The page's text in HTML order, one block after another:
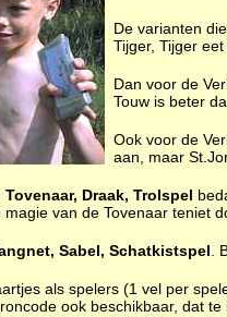
De varianten
Tijger, Tijger
Dan voor de
Touw is beter
Ook voor de
aan, maar
Tovenaar, Draak, Trolspel
van de Tovenaar teniet
Sabel, Schatkistspel .
als spelers (1 vel per
ook beschikbaar, dat